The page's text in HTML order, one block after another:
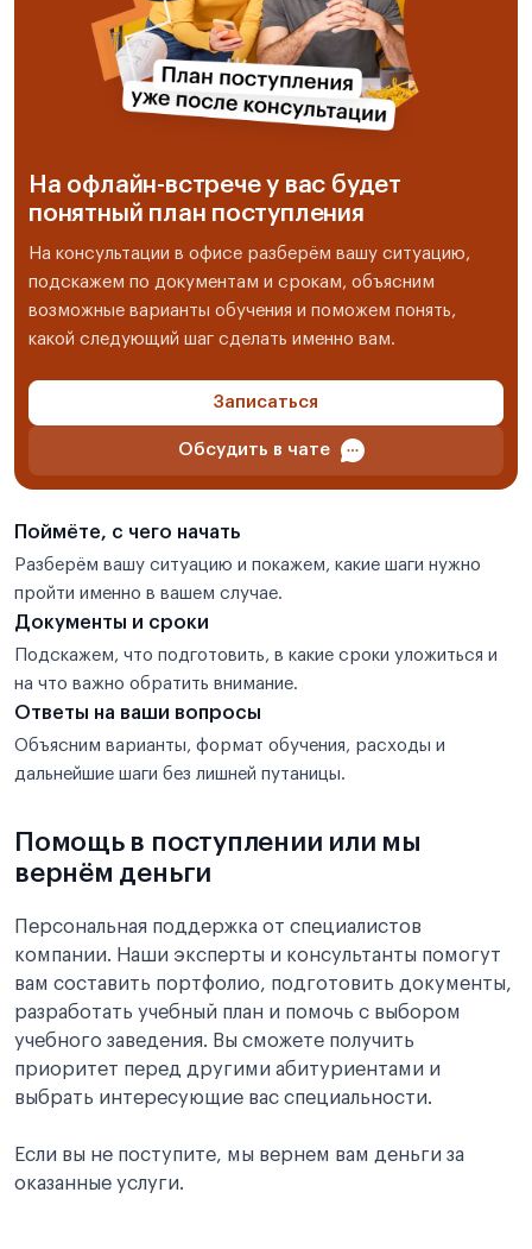
На офлайн-встрече у вас будет
понятный план поступления
На консультации в офисе разберём вашу ситуацию,
подскажем по документам и срокам, объясним
возможные варианты обучения и поможем понять,
какой следующий шаг сделать именно вам.
Записаться
Обсудить в чате
Поймёте, с чего начать
Разберём вашу ситуацию и покажем, какие шаги нужно
пройти именно в вашем случае.
Документы и сроки
Подскажем, что подготовить, в какие сроки уложиться и
на что важно обратить внимание.
Ответы на ваши вопросы
Объясним варианты, формат обучения, расходы и
дальнейшие шаги без лишней путаницы.
Помощь в поступлении или мы
вернём деньги
Персональная поддержка от специалистов
компании. Наши эксперты и консультанты помогут
вам составить портфолио, подготовить документы,
разработать учебный план и помочь с выбором
учебного заведения. Вы сможете получить
приоритет перед другими абитуриентами и
выбрать интересующие вас специальности.
Если вы не поступите, мы вернем вам деньги за
оказанные услуги.